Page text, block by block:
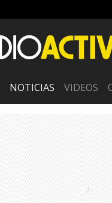
NOTICIAS VIDEOS